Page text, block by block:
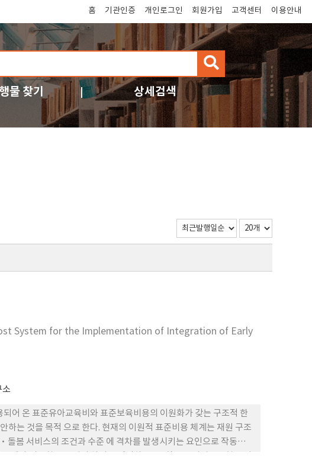
홈 기관인증 개인로그인 회원가입 고객센터 이용안내
검
색
물 찾기 상세검색
System for the Implementation of Integration of Early
소
어 온 표준유아교육비와 표준보육비용의 이원화가 갖는 구조적 한
하는 것을 목적 으로 한다. 현재의 이원적 표준비용 체계는 재원 구조
봄 서비스의 조건과 수준 에 격차를 발생시키는 요인으로 작동하고